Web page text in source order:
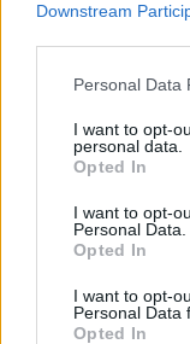
Downstream
Please note that
not limited to your
grant or deny
use your data for
consent section.
Personal Data
I want to opt-
personal data.
Opted In
I want to opt-
Personal Data.
Opted In
I want to opt-
Personal Data
Opted In
Continua a
LIFESTYLE